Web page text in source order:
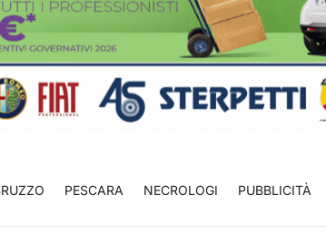
PESCARA NECROLOGI PUBBLICITÀ